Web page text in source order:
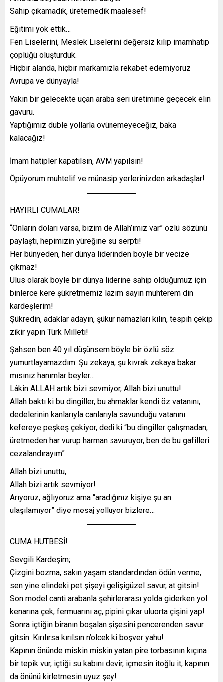
Sahip çıkamadık, üretemedik maalesef!
Eğitimi yok ettik…
Fen Liselerini, Meslek Liselerini değersiz kılıp imamhatip
çöplüğü oluşturduk.
Hiçbir alanda, hiçbir markamızla rekabet edemiyoruz
Avrupa ve dünyayla!
Yakın bir gelecekte uçan araba seri üretimine geçecek elin
gavuru.
Yaptığımız duble yollarla övünemeyeceğiz, baka
kalacağız!
İmam hatipler kapatılsın, AVM yapılsın!
Öpüyorum muhtelif ve münasip yerlerinizden arkadaşlar!
HAYIRLI CUMALAR!
“Onların doları varsa, bizim de Allah’ımız var” özlü sözünü
paylaştı, hepimizin yüreğine su serpti!
Her bünyeden, her dünya liderinden böyle bir vecize
çıkmaz!
Ulus olarak böyle bir dünya liderine sahip olduğumuz için
binlerce kere şükretmemiz lazım sayın muhterem din
kardeşlerim!
Şükredin, adaklar adayın, şükür namazları kılın, tespih çekip
zikir yapın Türk Milleti!
Şahsen ben 40 yıl düşünsem böyle bir özlü söz
yumurtlayamazdım. Şu zekaya, şu kıvrak zekaya bakar
mısınız hanımlar beyler…
Lâkin ALLAH artık bizi sevmiyor, Allah bizi unuttu!
Allah baktı ki bu dingiller, bu ahmaklar kendi öz vatanını,
dedelerinin kanlarıyla canlarıyla savunduğu vatanını
kefereye peşkeş çekiyor, dedi ki “bu dingiller çalışmadan,
üretmeden har vurup harman savuruyor, ben de bu gafilleri
cezalandırayım”
Allah bizi unuttu,
Allah bizi artık sevmiyor!
Arıyoruz, ağlıyoruz ama “aradığınız kişiye şu an
ulaşılamıyor” diye mesaj yolluyor bizlere…
CUMA HUTBESİ!
Sevgili Kardeşim;
Çizgini bozma, sakın yaşam standardından ödün verme,
sen yine elindeki pet şişeyi gelişigüzel savur, at gitsin!
Son model canti arabanla şehirlerarası yolda giderken yol
kenarına çek, fermuarını aç, pipini çıkar uluorta çişini yap!
Sonra içtiğin biranın boşalan şişesini pencerenden savur
gitsin. Kırılırsa kırılsın n’olcek ki boşver yahu!
Kapının önünde miskin miskin yatan pire torbasının kıçına
bir tepik vur, içtiği su kabını devir, içmesin itoğlu it, kapının
da önünü kirletmesin uyuz şey!